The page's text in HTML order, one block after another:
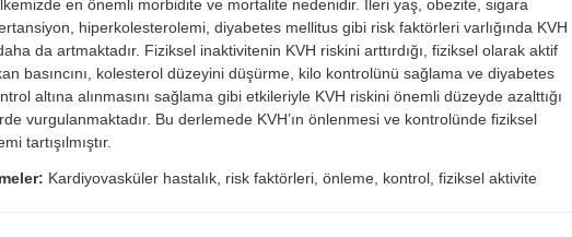
en önemli morbidite ve mortalite nedenidir. İleri yaş, obezite, sigara
hiperkolesterolemi, diyabetes mellitus gibi risk faktörleri varlığında KVH
da artmaktadır. Fiziksel inaktivitenin KVH riskini arttırdığı, fiziksel olarak aktif
basıncını, kolesterol düzeyini düşürme, kilo kontrolünü sağlama ve diyabetes
altına alınmasını sağlama gibi etkileriyle KVH riskini önemli düzeyde azalttığı
vurgulanmaktadır. Bu derlemede KVH’ın önlenmesi ve kontrolünde fiziksel
tartışılmıştır.
Kardiyovasküler hastalık, risk faktörleri, önleme, kontrol, fiziksel aktivite